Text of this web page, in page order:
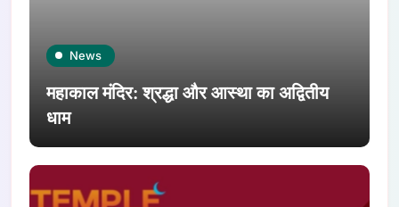
News
महाकाल मंदिर: श्रद्धा और आस्था का अद्वितीय
धाम